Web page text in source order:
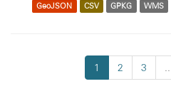
GeoJSON CSV GPKG WMS
1 2 3